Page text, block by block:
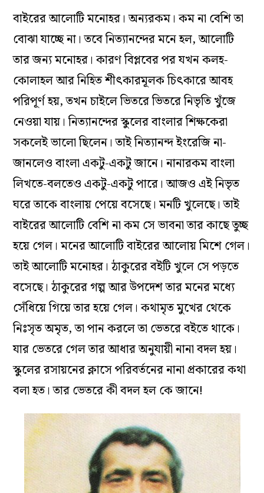
বাইরের আলোটি মনোহর। অন্যরকম। কম না বেশি তা
বোঝা যাচ্ছে না। তবে নিত্যানন্দের মনে হল, আলোটি
তার জন্য মনোহর। কারণ বিপ্লবের পর যখন কলহ-
কোলাহল আর নিহিত শীৎকারমূলক চিৎকারে আবহ
পরিপূর্ণ হয়, তখন চাইলে ভিতরে ভিতরে নিভৃতি খুঁজে
নেওয়া যায়। নিত্যানন্দের স্কুলের বাংলার শিক্ষকেরা
সকলেই ভালো ছিলেন। তাই নিত্যানন্দ ইংরেজি না-
জানলেও বাংলা একটু-একটু জানে। নানারকম বাংলা
লিখতে-বলতেও একটু-একটু পারে। আজও এই নিভৃত
ঘরে তাকে বাংলায় পেয়ে বসেছে। মনটি খুলেছে। তাই
বাইরের আলোটি বেশি না কম সে ভাবনা তার কাছে তুচ্ছ
হয়ে গেল। মনের আলোটি বাইরের আলোয় মিশে গেল।
তাই আলোটি মনোহর। ঠাকুরের বইটি খুলে সে পড়তে
বসেছে। ঠাকুরের গল্প আর উপদেশ তার মনের মধ্যে
সেঁধিয়ে গিয়ে তার হয়ে গেল। কথামৃত মুখের থেকে
নিঃসৃত অমৃত, তা পান করলে তা ভেতরে বইতে থাকে।
যার ভেতরে গেল তার আধার অনুযায়ী নানা বদল হয়।
স্কুলের রসায়নের ক্লাসে পরিবর্তনের নানা প্রকারের কথা
বলা হত। তার ভেতরে কী বদল হল কে জানে!